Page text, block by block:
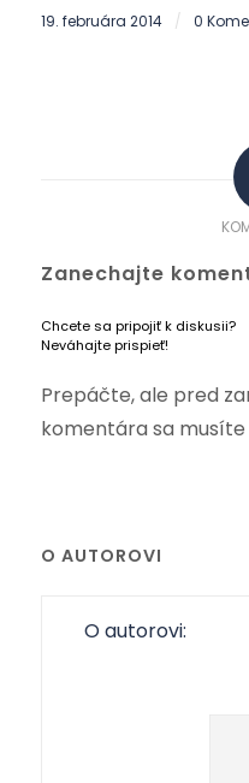
19. februára 2014 / 0
Zanechajte
Chcete sa pripojiť k diskusii?
Neváhajte prispieť!
Prepáčte, ale pred
komentára sa musíte
O AUTOROVI
O autorovi: